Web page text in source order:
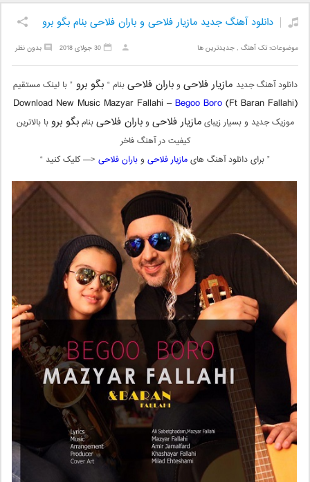
دانلود آهنگ جدید مازیار فلاحی و باران فلاحی بنام بگو برو
موضوعات:تک آهنگ ,جدیدترین ها بدون نظر 30 جولای 2018
دانلود آهنگ جدید مازیار فلاحی وباران فلاحیبنام “ بگو برو” با لینک مستقیم
Download New Music Mazyar Fallahi –Begoo Boro(Ft Baran Fallahi)
موزیک جدید و بسیار زیبایمازیار فلاحی وباران فلاحیبنامبگو برو با بالاترین
کیفیت در آهنگ فاخر
” برای دانلود آهنگ هایمازیار فلاحی وباران فلاحی <— کلیک کنید “